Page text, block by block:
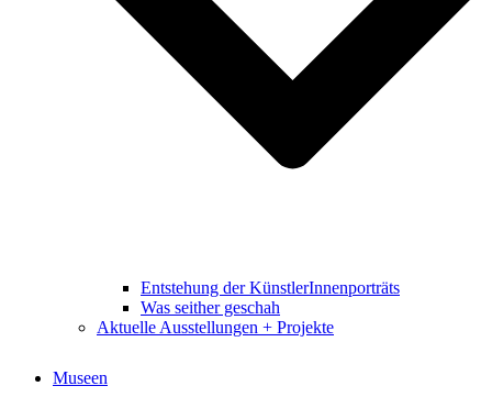
Entstehung der KünstlerInnenporträts
Was seither geschah
Aktuelle Ausstellungen + Projekte
Museen